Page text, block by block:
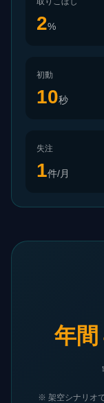
2%
初動
10秒
失注
1件/月
年間
※ 架空シナリオ